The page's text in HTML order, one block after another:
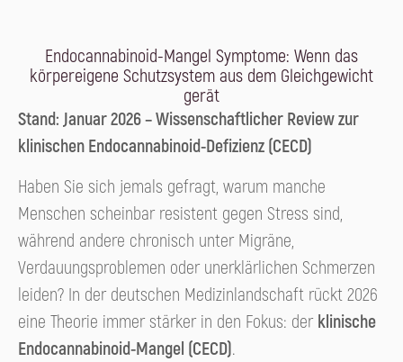
Endocannabinoid-Mangel Symptome: Wenn das
körpereigene Schutzsystem aus dem Gleichgewicht
gerät
Stand: Januar 2026 – Wissenschaftlicher Review zur
klinischen Endocannabinoid-Defizienz (CECD)
Haben Sie sich jemals gefragt, warum manche
Menschen scheinbar resistent gegen Stress sind,
während andere chronisch unter Migräne,
Verdauungsproblemen oder unerklärlichen Schmerzen
leiden? In der deutschen Medizinlandschaft rückt 2026
eine Theorie immer stärker in den Fokus: der klinische
Endocannabinoid-Mangel (CECD).